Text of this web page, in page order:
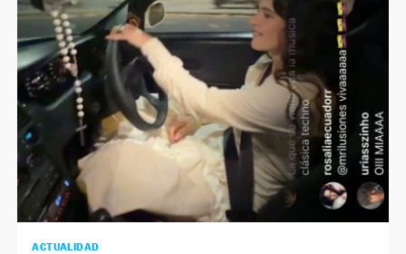
ACTUALIDAD